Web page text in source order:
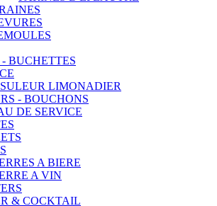
- BUCHETTES
LIMONADIER
- BOUCHONS
DE SERVICE
A BIERE
A VIN
& COCKTAIL